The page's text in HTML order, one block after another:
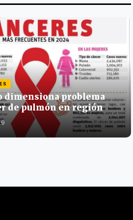
dimensiona problema
de pulmón en región